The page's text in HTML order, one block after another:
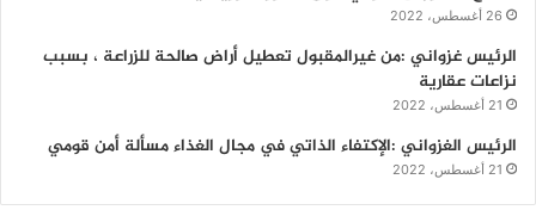
26 أغسطس، 2022
الرئيس غزواني :من غيرالمقبول تعطيل أراض صالحة للزراعة ، بسبب
نزاعات عقارية
21 أغسطس، 2022
الرئيس الغزواني :الإكتفاء الذاتي في مجال الغذاء مسألة أمن قومي
21 أغسطس، 2022